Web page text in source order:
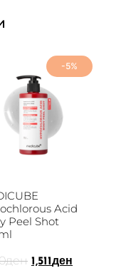
-5%
Acid
Peel Shot
ден 1,511 ден